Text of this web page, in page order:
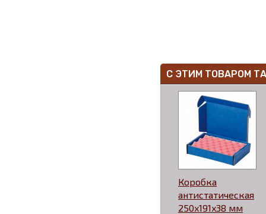
С ЭТИМ ТОВАРОМ
Коробка
антистатическая
250x191x38 мм